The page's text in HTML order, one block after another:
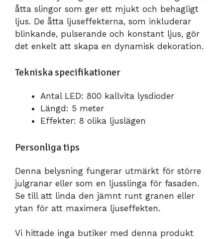
åtta slingor som ger ett mjukt och behagligt
ljus. De åtta ljuseffekterna, som inkluderar
blinkande, pulserande och konstant ljus, gör
det enkelt att skapa en dynamisk dekoration.
Tekniska specifikationer
Antal LED: 800 kallvita lysdioder
Längd: 5 meter
Effekter: 8 olika ljuslägen
Personliga tips
Denna belysning fungerar utmärkt för större
julgranar eller som en ljusslinga för fasaden.
Se till att linda den jämnt runt granen eller
ytan för att maximera ljuseffekten.
Vi hittade inga butiker med denna produkt